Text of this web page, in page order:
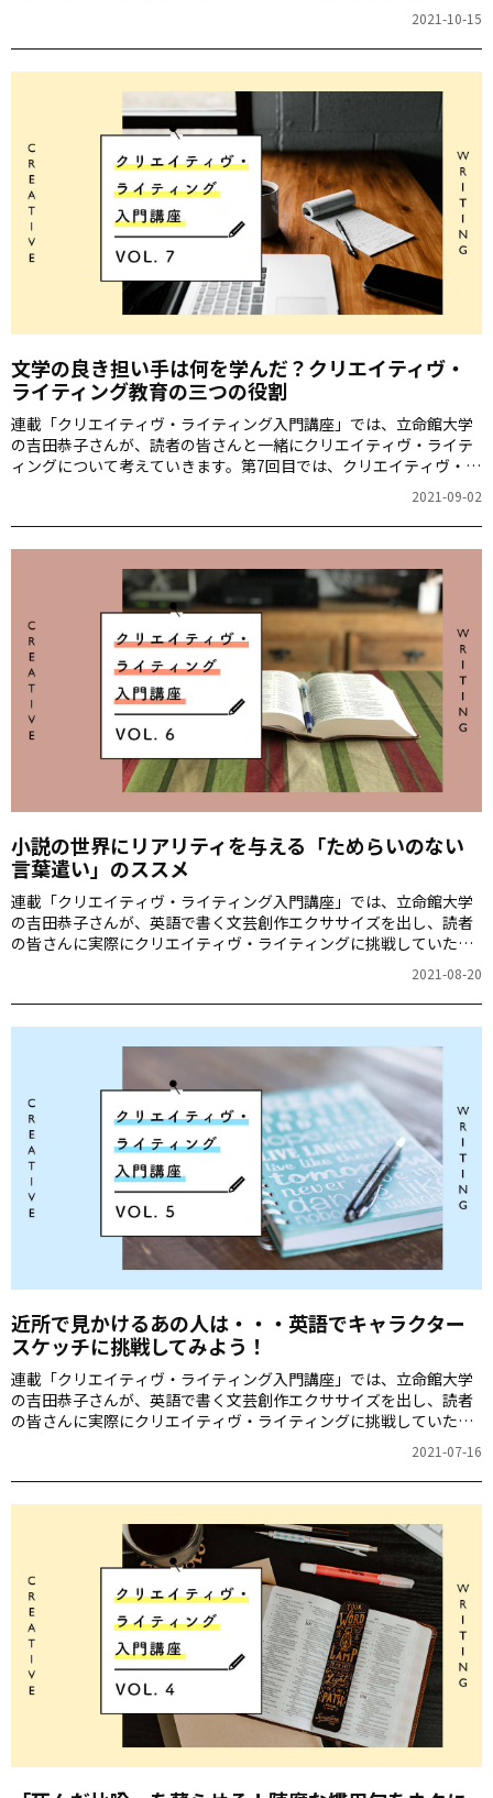
2021-10-15
文学の良き担い手は何を学んだ？クリエイティヴ・
ライティング教育の三つの役割
連載「クリエイティヴ・ライティング入門講座」では、立命館大学
の吉田恭子さんが、読者の皆さんと一緒にクリエイティヴ・ライテ
ィングについて考えていきます。第7回目では、クリエイティヴ・ラ
2021-09-02
小説の世界にリアリティを与える「ためらいのない
言葉遣い」のススメ
連載「クリエイティヴ・ライティング入門講座」では、立命館大学
の吉田恭子さんが、英語で書く文芸創作エクササイズを出し、読者
の皆さんに実際にクリエイティヴ・ライティングに挑戦していただ
ださいます。英語での表現力を広げるチャンスです！ぜひチャレン
ジしてみてください。
2021-08-20
近所で見かけるあの人は・・・英語でキャラクター
スケッチに挑戦してみよう！
連載「クリエイティヴ・ライティング入門講座」では、立命館大学
の吉田恭子さんが、英語で書く文芸創作エクササイズを出し、読者
の皆さんに実際にクリエイティヴ・ライティングに挑戦していただ
ださいます。英語での表現力を広げるチャンスです！ぜひチャレン
ジしてみてください。
2021-07-16